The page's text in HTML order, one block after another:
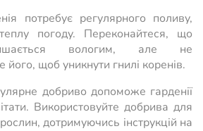
потребує регулярного поливу,
погоду. Переконайтеся, що
вологим, але не
його, щоб уникнути гнилі коренів.
добриво допоможе гарденії
Використовуйте добрива для
дотримуючись інструкцій на